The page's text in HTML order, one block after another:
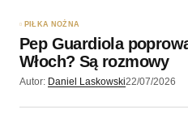
Wyślij komentarz
PIŁKA NOŻNA
Pep Guardiola
Włoch? Są rozmowy
Autor: Daniel Laskowski22/07/2026